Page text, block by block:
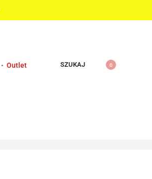
Outlet SZUKAJ 0